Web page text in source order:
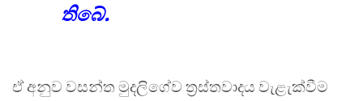
තිබේ.
ඒ අනුව වසන්ත මුදලිගේව ත්‍රස්තවාදය වැළැක්වීම